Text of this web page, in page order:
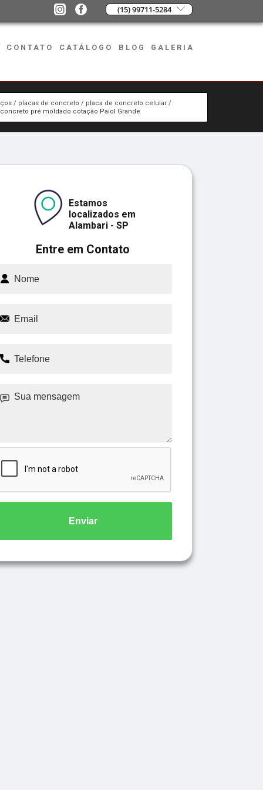
(15) 99711-5284
CONTATO CATÁLOGO BLOG GALERIA
placas de concreto
placa de concreto celular
pré moldado cotação Paiol Grande
Entre em Contato
Estamos
localizados em
Alambari - SP
Enviar